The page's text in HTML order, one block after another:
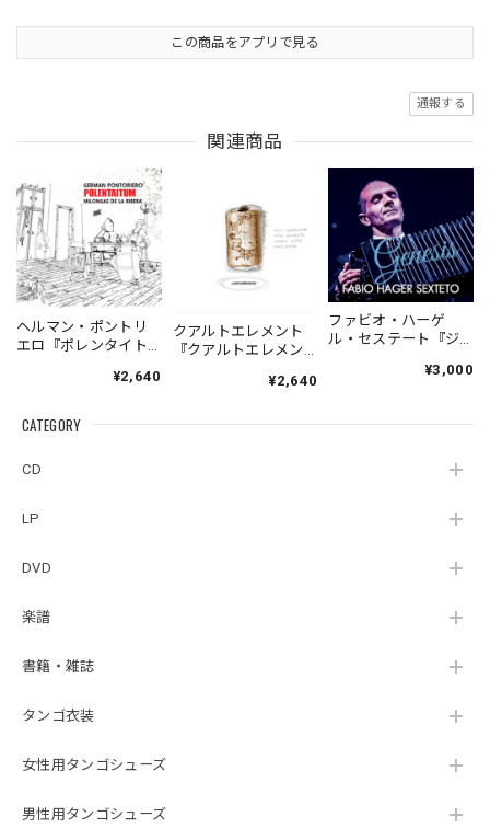
CATEGORY
CD
LP
DVD
楽譜
書籍・雑誌
タンゴ衣装
女性用タンゴシューズ
男性用タンゴシューズ
この商品をアプリで見る
通報する
関連商品
ヘルマン・ポントリ
エロ『ポレンタイト
Pontoriero『POLENT
la Ribera』
¥2,640
クアルトエレメント
『クアルトエレメン
Cuartoelemento『Cu
（007RECORDS-27）
¥2,640
ファビオ・ハーゲ
ル・セステート『ジ
¥3,000